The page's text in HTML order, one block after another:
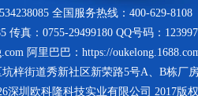
全国服务热线：400-629-8108
传真：0755-29499180 QQ号码：
阿里巴巴：https://
梓街道秀新社区新荣路5号A、B栋厂
深圳欧科隆科技实业有限公司 2017版